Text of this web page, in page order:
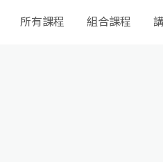
所有課程 組合課程